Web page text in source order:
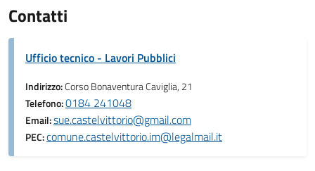
Contatti
Ufficio tecnico - Lavori Pubblici
Indirizzo:Corso Bonaventura Caviglia, 21
Telefono:0184 241048
Email:sue.castelvittorio@gmail.com
PEC:comune.castelvittorio.im@legalmail.it